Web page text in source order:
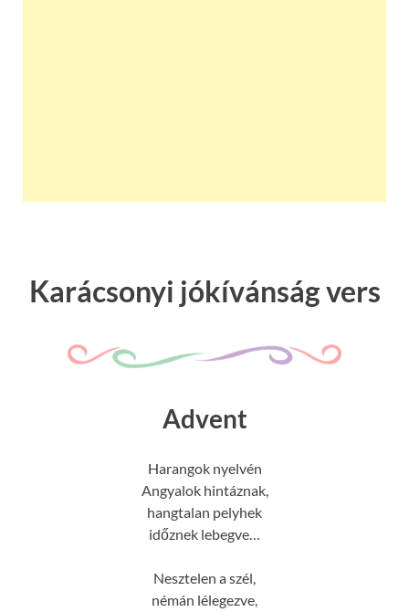
Karácsonyi jókívánság vers
Advent
Harangok nyelvén
Angyalok hintáznak,
hangtalan pelyhek
időznek lebegve…
Nesztelen a szél,
némán lélegezve,